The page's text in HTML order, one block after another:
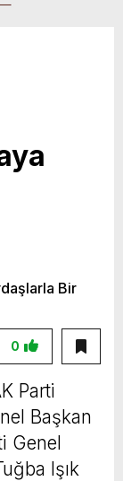
0
Parti
Başkan
Genel
Işık